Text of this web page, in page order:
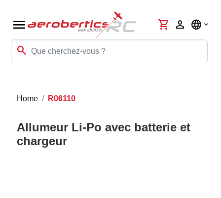
menu
search
shopping_cart person language
Home R06110
Allumeur Li-Po avec batterie et
chargeur